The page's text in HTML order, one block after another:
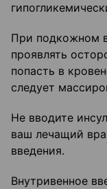
При подкожном
проявлять
попасть в
следует
Не вводите
ваш лечащий
введения.
Внутривенное